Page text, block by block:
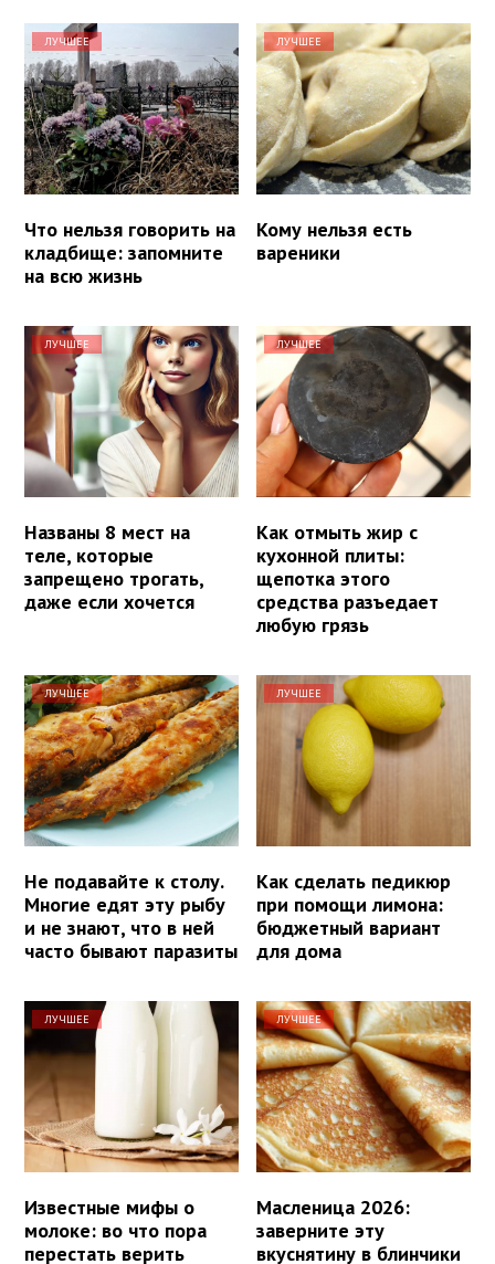
ЛУЧШЕЕ
Что нельзя говорить на
кладбище: запомните
на всю жизнь
ЛУЧШЕЕ
Кому нельзя есть
вареники
ЛУЧШЕЕ
Названы 8 мест на
теле, которые
запрещено трогать,
даже если хочется
ЛУЧШЕЕ
Как отмыть жир с
кухонной плиты:
щепотка этого
средства разъедает
любую грязь
ЛУЧШЕЕ
Не подавайте к столу.
Многие едят эту рыбу
и не знают, что в ней
часто бывают паразиты
ЛУЧШЕЕ
Как сделать педикюр
при помощи лимона:
бюджетный вариант
для дома
ЛУЧШЕЕ
Известные мифы о
молоке: во что пора
перестать верить
ЛУЧШЕЕ
Масленица 2026:
заверните эту
вкуснятину в блинчики